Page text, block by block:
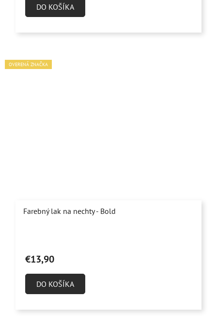
DO KOŠÍKA
OVERENÁ ZNAČKA
Farebný lak na nechty - Bold
€13,90
DO KOŠÍKA